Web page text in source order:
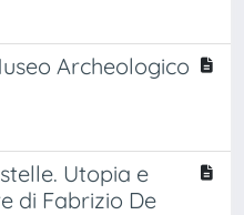
Archeologico
Utopia e
di Fabrizio De